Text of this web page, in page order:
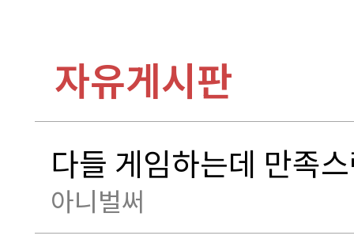
자유게시판
다들 게임하는데 만족
아니벌써